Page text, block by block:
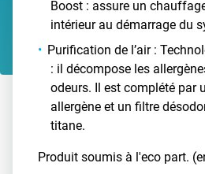
Boost : assure un
intérieur au démarrage du
Purification de l’air :
: il décompose les
odeurs. Il est complété par
allergène et un filtre
titane.
Produit soumis à l'eco part.